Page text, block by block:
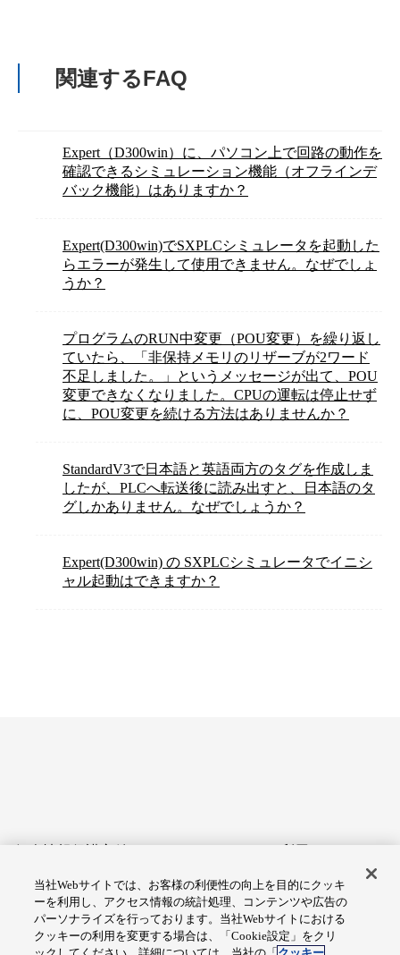
関連するFAQ
Expert（D300win）に、パソコン上で回路の動作を
確認できるシミュレーション機能（オフラインデ
バック機能）はありますか？
Expert(D300win)でSXPLCシミュレータを起動した
らエラーが発生して使用できません。なぜでしょ
うか？
プログラムのRUN中変更（POU変更）を繰り返し
ていたら、「非保持メモリのリザーブが2ワード
不足しました。」というメッセージが出て、POU
変更できなくなりました。CPUの運転は停止せず
に、POU変更を続ける方法はありませんか？
StandardV3で日本語と英語両方のタグを作成しま
したが、PLCへ転送後に読み出すと、日本語のタ
グしかありません。なぜでしょうか？
Expert(D300win) の SXPLCシミュレータでイニシ
ャル起動はできますか？
アクセシビリティへの対応
Cookie設定
総合サイトマップ
当社Webサイトでは、お客様の利便性の向上を目的にクッキ
ーを利用し、アクセス情報の統計処理、コンテンツや広告の
パーソナライズを行っております。当社Webサイトにおける
クッキーの利用を変更する場合は、「Cookie設定」をクリ